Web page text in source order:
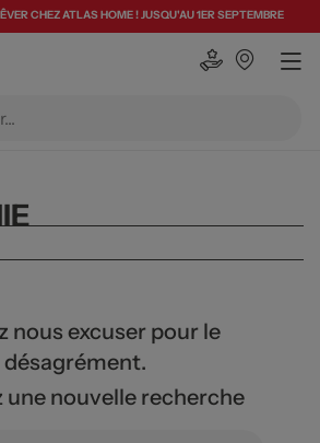
CHEZ ATLAS HOME ! JUSQU'AU 1ER SEPTEMBRE
nous excuser pour le
désagrément.
une nouvelle recherche